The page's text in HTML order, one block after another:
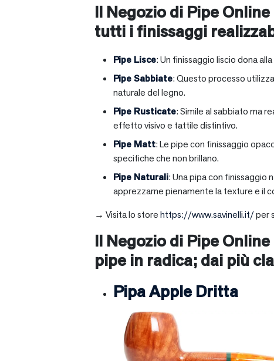
Il Negozio di Pipe
tutti i finissaggi
Pipe Lisce: Un finissaggio liscio dona
Pipe Sabbiate: Questo processo
naturale del legno.
Pipe Rusticate: Simile al sabbiato ma
effetto visivo e tattile distintivo.
Pipe Matt: Le pipe con finissaggio
specifiche che non brillano.
Pipe Naturali: Una pipa con finissaggio
apprezzarne pienamente la texture e il
→ Visita lo storehttps://www.savinelli.it/per
Il Negozio di Pipe
pipe in radica; dai più
Pipa Apple Dritta